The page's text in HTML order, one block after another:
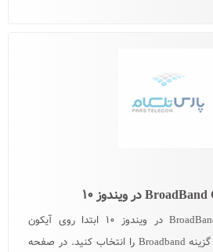
نحوه ساخت BroadBand Connection در ویندوز ۱۰ ابتدا روی آیکون
Network در Taskbar کلیک و گزینه Broadband را انتخاب کنید. در صفحه